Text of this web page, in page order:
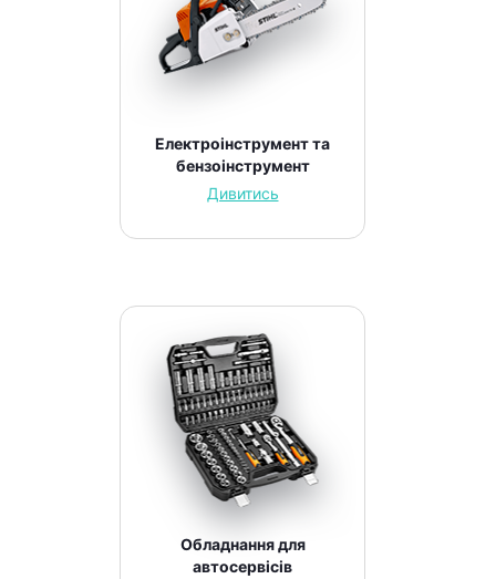
Електроінструмент та
бензоінструмент
Дивитись
Обладнання для
автосервісів